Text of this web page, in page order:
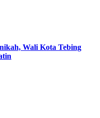
Wali Kota Tebing